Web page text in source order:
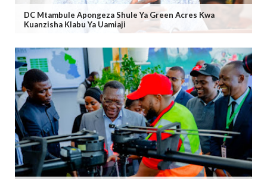
DC Mtambule Apongeza Shule Ya Green Acres Kwa
Kuanzisha Klabu Ya Uamiaji